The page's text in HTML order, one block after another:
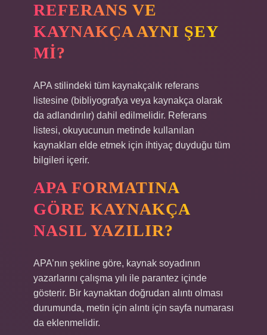
REFERANS VE
KAYNAKÇA AYNI ŞEY
MI?
APA stilindeki tüm kaynakçalık referans
listesine (bibliyografya veya kaynakça olarak
da adlandırılır) dahil edilmelidir. Referans
listesi, okuyucunun metinde kullanılan
kaynakları elde etmek için ihtiyaç duyduğu tüm
bilgileri içerir.
APA FORMATINA
GÖRE KAYNAKÇA
NASIL YAZILIR?
APA’nın şekline göre, kaynak soyadının
yazarlarını çalışma yılı ile parantez içinde
gösterir. Bir kaynaktan doğrudan alıntı olması
durumunda, metin için alıntı için sayfa numarası
da eklenmelidir.